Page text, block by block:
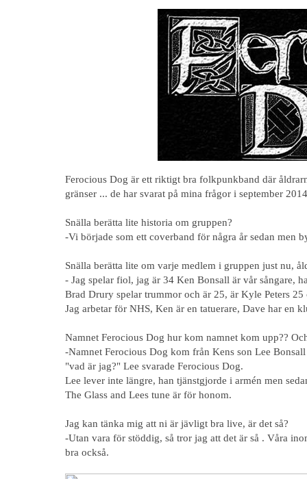
Ferocious Dog är ett riktigt bra folkpunkband där
gränser ... de har svarat på mina frågor i september 2014
Snälla berätta lite historia om gruppen?
-Vi började som ett coverband för några år sedan men
Snälla berätta lite om varje medlem i gruppen just nu,
- Jag spelar fiol, jag är 34 Ken Bonsall är vår sångare,
Brad Drury spelar trummor och är 25, är Kyle Peters
Jag arbetar för NHS, Ken är en tatuerare, Dave har en
Namnet Ferocious Dog hur kom namnet kom upp??
-Namnet Ferocious Dog kom från Kens son Lee
"vad är jag?" Lee svarade Ferocious Dog.
Lee lever inte längre, han tjänstgjorde i armén men
The Glass and Lees tune är för honom.
Jag kan tänka mig att ni är jävligt bra live, är det så?
-Utan vara för stöddig, så tror jag att det är så . Våra
bra också.